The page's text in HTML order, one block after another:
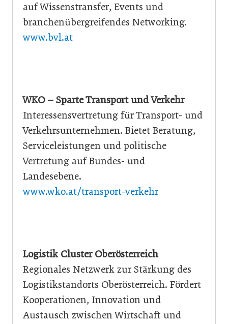
auf Wissenstransfer, Events und
branchenübergreifendes Networking.
www.bvl.at
WKO – Sparte Transport und Verkehr
Interessensvertretung für Transport- und
Verkehrsunternehmen. Bietet Beratung,
Serviceleistungen und politische
Vertretung auf Bundes- und
Landesebene.
www.wko.at/transport-verkehr
Logistik Cluster Oberösterreich
Regionales Netzwerk zur Stärkung des
Logistikstandorts Oberösterreich. Fördert
Kooperationen, Innovation und
Austausch zwischen Wirtschaft und